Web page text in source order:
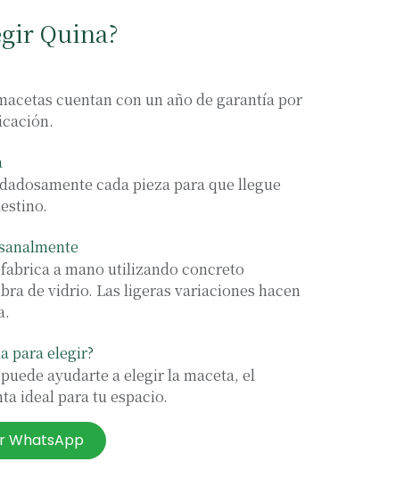
Quina?
cuentan con un año de garantía por
cada pieza para que llegue
fabrica a mano utilizando concreto
de vidrio. Las ligeras variaciones hacen
para elegir?
ayudarte a elegir la maceta, el
ideal para tu espacio.
WhatsApp